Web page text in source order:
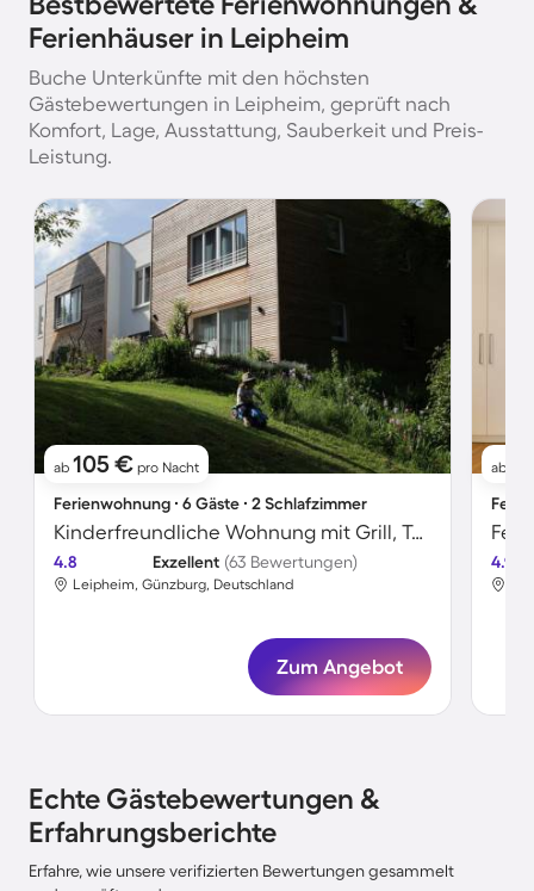
Ferienhäuser in Leipheim
Buche Unterkünfte mit den höchsten
Gästebewertungen in Leipheim, geprüft nach
Komfort, Lage, Ausstattung, Sauberkeit und Preis-
Leistung.
ab 105 € pro Nacht
Ferienwohnung ∙ 6 Gäste ∙ 2 Schlafzimmer
Kinderfreundliche Wohnung mit Grill, Terrasse und Garten | Naturblick
4.8 Exzellent (63 Bewertungen)
Leipheim, Günzburg, Deutschland
Zum Angebot
ab
4.9
Echte Gästebewertungen &
Erfahrungsberichte
Erfahre, wie unsere verifizierten Bewertungen gesammelt